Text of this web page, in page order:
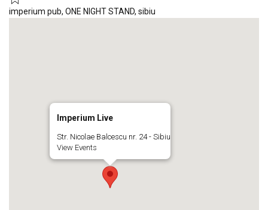
imperium pub, ONE NIGHT STAND, sibiu
Imperium Live
Str. Nicolae Balcescu nr. 24 - Sibiu
View Events